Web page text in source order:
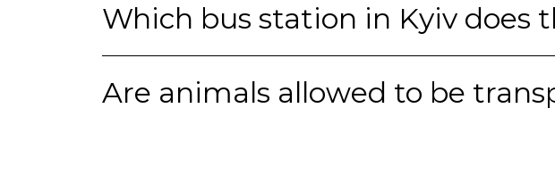
Which bus station in Kyiv does
Are animals allowed to be